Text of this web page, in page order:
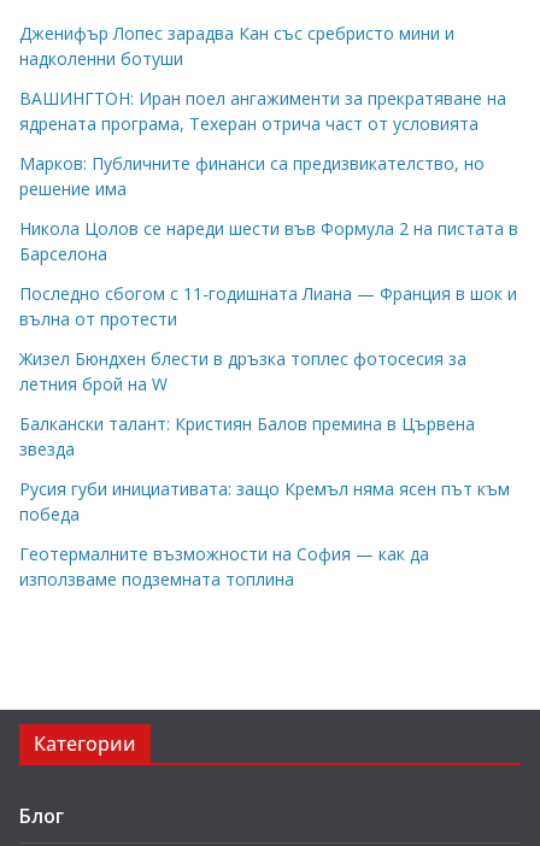
Дженифър Лопес зарадва Кан със сребристо мини и
надколенни ботуши
ВАШИНГТОН: Иран поел ангажименти за прекратяване на
ядрената програма, Техеран отрича част от условията
Марков: Публичните финанси са предизвикателство, но
решение има
Никола Цолов се нареди шести във Формула 2 на пистата в
Барселона
Последно сбогом с 11-годишната Лиана — Франция в шок и
вълна от протести
Жизел Бюндхен блести в дръзка топлес фотосесия за
летния брой на W
Балкански талант: Кристиян Балов премина в Цървена
звезда
Русия губи инициативата: защо Кремъл няма ясен път към
победа
Геотермалните възможности на София — как да
използваме подземната топлина
Категории
Блог